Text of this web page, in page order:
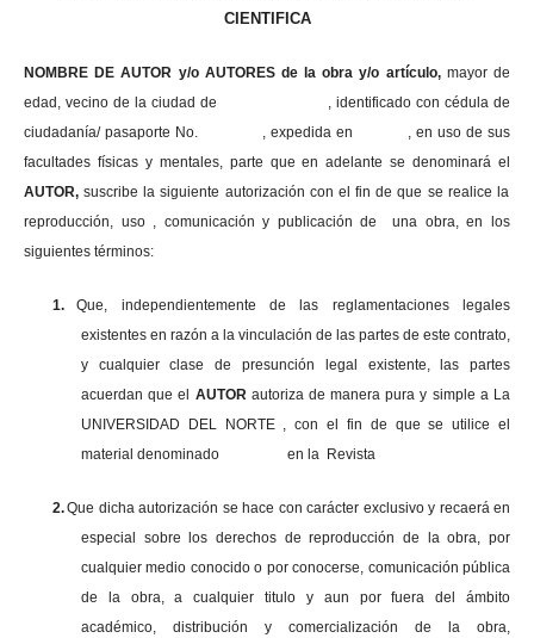
CIENTIFICA
NOMBRE DE AUTOR y/o AUTORES de la obra y/o artículo, mayor de
edad, vecino de la ciudad de , identificado con cédula de
ciudadanía/ pasaporte No. , expedida en , en uso de sus
facultades físicas y mentales, parte que en adelante se denominará el
AUTOR,suscribe la siguiente autorización con el fin de que se realice la
reproducción, uso , comunicación y publicación de una obra, en los
siguientes términos:
1.
Que, independientemente de las reglamentaciones legales
existentes en razón a la vinculación de las partes de este contrato,
y cualquier clase de presunción legal existente, las partes
acuerdan que el AUTOR autoriza de manera pura y simple a La
UNIVERSIDAD DEL NORTE , con el fin de que se utilice el
material denominado en la Revista
2.Que dicha autorización se hace con carácter exclusivo y recaerá en
especial sobre los derechos de reproducción de la obra, por
cualquier medio conocido o por conocerse, comunicación pública
de la obra, a cualquier titulo y aun por fuera del ámbito
académico, distribución y comercialización de la obra,